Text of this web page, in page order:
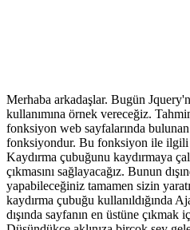
Merhaba arkadaşlar. Bugün
kullanımına örnek vereceğiz.
fonksiyon web sayfalarında
fonksiyondur. Bu fonksiyon ile ilgili
Kaydırma çubuğunu kaydırmaya
çıkmasını sağlayacağız. Bunun
yapabileceğiniz tamamen sizin
kaydırma çubuğu kullanıldığında
dışında sayfanın en üstüne